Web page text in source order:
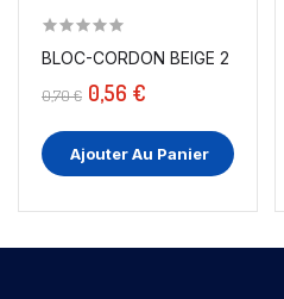
BLOC-
0,70 € 0,56 €
Ajouter Au Panier